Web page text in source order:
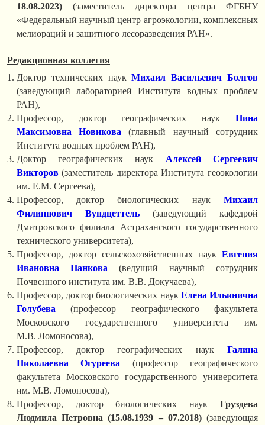
18.08.2023)(заместитель директора центра ФГБНУ
«Федеральный научный центр агроэкологии, комплексных
мелиораций и защитного лесоразведения РАН».
Редакционная коллегия
Доктор технических наукМихаил Васильевич Болгов
(заведующий лабораторией Института водных проблем
РАН),
Профессор, доктор географических наук Нина
Максимовна Новикова (главный научный сотрудник
Института водных проблем РАН),
Доктор географических наук Алексей Сергеевич
Викторов(заместитель директора Института геоэкологии
им. Е.М. Сергеева),
Профессор, доктор биологических наук Михаил
Филиппович Вундцеттель(заведующий кафедрой
Дмитровского филиала Астраханского государственного
технического университета),
Профессор, доктор сельскохозяйственных наук Евгения
Ивановна Панкова
(ведущий научный сотрудник
Почвенного института им. В.В. Докучаева),
Профессор, доктор биологических наук Елена Ильинична
Голубева (профессор географического факультета
Московского государственного университета им.
М.В. Ломоносова),
Профессор, доктор географических наук Галина
Николаевна Огуреева
(профессор географического
факультета Московского государственного университета
им. М.В. Ломоносова),
Профессор, доктор биологических наук Груздева
Людмила Петровна (15.08.1939 – 07.2018)(заведующая